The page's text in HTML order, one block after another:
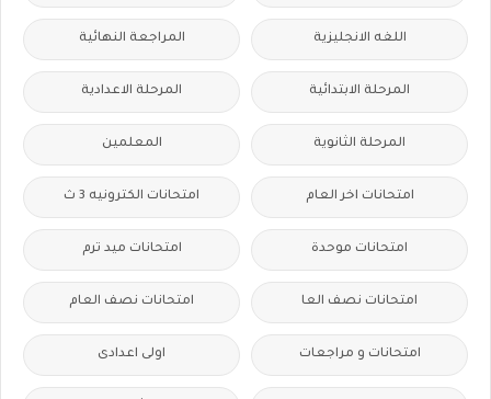
اللغه الانجليزية المراجعة النهائية
المرحلة الابتدائية المرحلة الاعدادية
المرحلة الثانوية المعلمين
امتحانات اخر العام امتحانات الكترونيه 3 ث
امتحانات موحدة امتحانات ميد ترم
امتحانات نصف العا امتحانات نصف العام
امتحانات و مراجعات اولى اعدادى